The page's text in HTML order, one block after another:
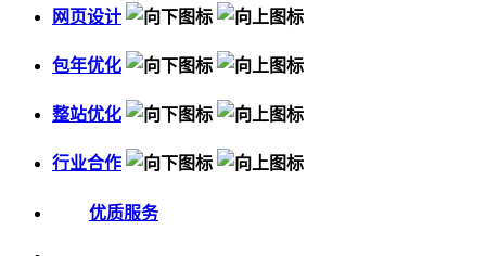
网页设计
包年优化
整站优化
行业合作
优质服务